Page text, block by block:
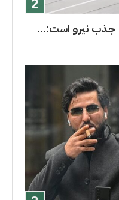
جذب نیرو است:...